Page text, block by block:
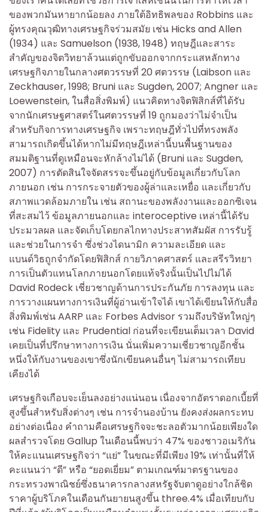
ของพวกมันหายากน้อยลง ภายใต้อิทธิพลของ Robbins และ
ผู้ทรงคุณวุฒิทางเศรษฐกิจร่วมสมัย เช่น Hicks and Allen
(1934) และ Samuelson (1938, 1948) ทฤษฎีและสาระ
สำคัญของจิตวิทยาล้วนแต่ถูกขับออกจากกระแสหลักทาง
เศรษฐกิจภายในกลางศตวรรษที่ 20 ศตวรรษ (Laibson และ
Zeckhauser, 1998; Bruni และ Sugden, 2007; Angner และ
Loewenstein, ในสื่อสิ่งพิมพ์) แนวคิดทางจิตฟิสิกส์ที่ได้รับ
จากนักเศรษฐศาสตร์ในศตวรรษที่ 19 ถูกมองว่าไม่จำเป็น
สำหรับกิจการทางเศรษฐกิจ เพราะทฤษฎีทั่วไปที่ทรงพลัง
สามารถเกิดขึ้นได้หากไม่มีทฤษฎีเหล่านี้บนพื้นฐานของ
สมมติฐานที่ดูเหมือนจะหักล้างไม่ได้ (Bruni และ Sugden,
2007) การตัดสินใจจัดสรรจะขึ้นอยู่กับข้อมูลเกี่ยวกับโลก
ภายนอก เช่น การกระจายตัวของผู้ล่าและเหยื่อ และเกี่ยวกับ
สภาพแวดล้อมภายใน เช่น สถานะของพลังงานและออกซิเจน
ที่สะสมไว้ ข้อมูลภายนอกและ interoceptive เหล่านี้ได้รับ
ประมวลผล และจัดเก็บโดยกลไกทางประสาทสัมผัส การรับรู้
และช่วยในการจำ ซึ่งช่วงไดนามิก ความละเอียด และ
แบนด์วิธถูกจำกัดโดยฟิสิกส์ กายวิภาคศาสตร์ และสรีรวิทยา
การเป็นตัวแทนโลกภายนอกโดยแท้จริงนั้นเป็นไปไม่ได้
David Rodeck เชี่ยวชาญด้านการประกันภัย การลงทุน และ
การวางแผนทางการเงินที่ผู้อ่านเข้าใจได้ เขาได้เขียนให้กับสื่อ
สิ่งพิมพ์เช่น AARP และ Forbes Advisor รวมถึงบริษัทใหญ่ๆ
เช่น Fidelity และ Prudential ก่อนที่จะเขียนเต็มเวลา David
เคยเป็นที่ปรึกษาทางการเงิน นั่นเพิ่มความเชี่ยวชาญอีกชั้น
หนึ่งให้กับงานของเขาซึ่งนักเขียนคนอื่นๆ ไม่สามารถเทียบ
เคียงได้
เศรษฐกิจเกือบจะเย็นลงอย่างแน่นอน เนื่องจากอัตราดอกเบี้ยที่
สูงขึ้นสำหรับสิ่งต่างๆ เช่น การจำนองบ้าน ยังคงส่งผลกระทบ
อย่างต่อเนื่อง คำถามคือเศรษฐกิจจะชะลอตัวมากน้อยเพียงใด
ผลสำรวจโดย Gallup ในเดือนนี้พบว่า 47% ของชาวอเมริกัน
ให้คะแนนเศรษฐกิจว่า “แย่” ในขณะที่มีเพียง 19% เท่านั้นที่ให้
คะแนนว่า “ดี” หรือ “ยอดเยี่ยม” ตามเกณฑ์มาตรฐานของ
กระทรวงพาณิชย์ซึ่งธนาคารกลางสหรัฐจับตาดูอย่างใกล้ชิด
ราคาผู้บริโภคในเดือนกันยายนสูงขึ้น three.4% เมื่อเทียบกับ